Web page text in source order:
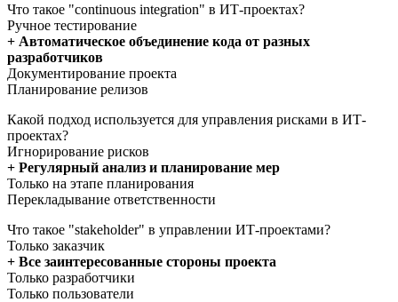
Что такое "continuous integration" в ИТ-проектах?
Ручное тестирование
+ Автоматическое объединение кода от разных
разработчиков
Документирование проекта
Планирование релизов
Какой подход используется для управления рисками в ИТ-
проектах?
Игнорирование рисков
+ Регулярный анализ и планирование мер
Только на этапе планирования
Перекладывание ответственности
Что такое "stakeholder" в управлении ИТ-проектами?
Только заказчик
+ Все заинтересованные стороны проекта
Только разработчики
Только пользователи